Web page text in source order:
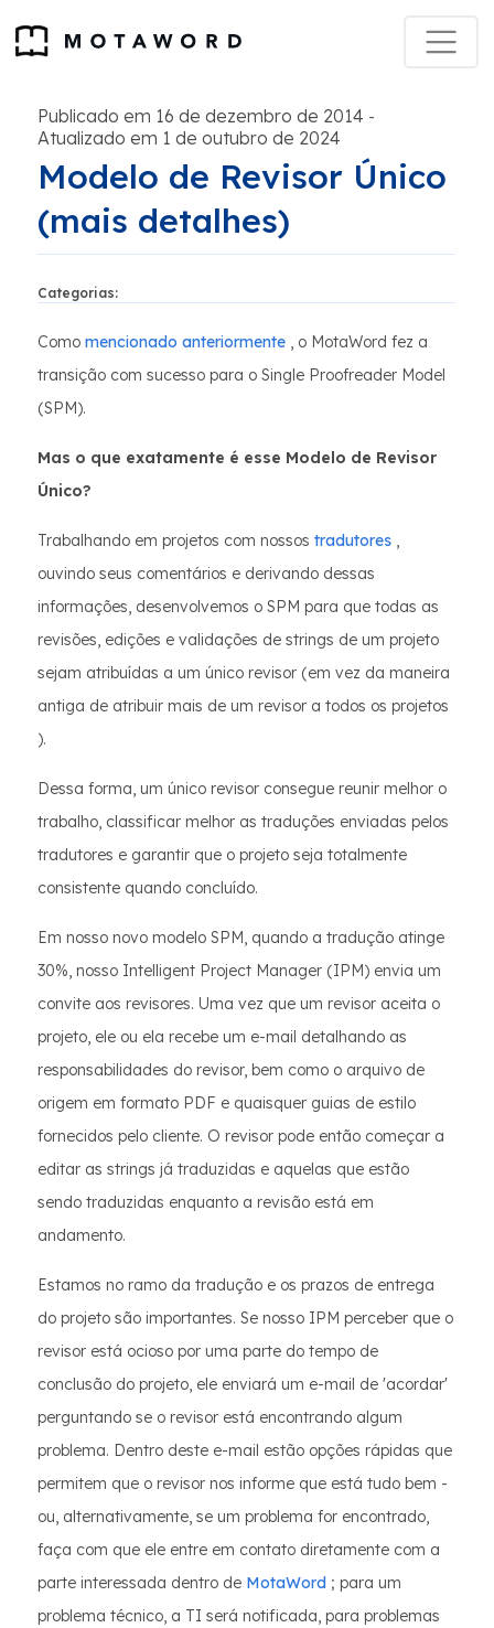
Publicado em 16 de dezembro de 2014 -
Atualizado em 1 de outubro de 2024
Modelo de Revisor Único
(mais detalhes)
Categorias:
Como mencionado anteriormente , o MotaWord fez a
transição com sucesso para o Single Proofreader Model
(SPM).
Mas o que exatamente é esse Modelo de Revisor
Único?
Trabalhando em projetos com nossos tradutores ,
ouvindo seus comentários e derivando dessas
informações, desenvolvemos o SPM para que todas as
revisões, edições e validações de strings de um projeto
sejam atribuídas a um único revisor (em vez da maneira
antiga de atribuir mais de um revisor a todos os projetos
).
Dessa forma, um único revisor consegue reunir melhor o
trabalho, classificar melhor as traduções enviadas pelos
tradutores e garantir que o projeto seja totalmente
consistente quando concluído.
Em nosso novo modelo SPM, quando a tradução atinge
30%, nosso Intelligent Project Manager (IPM) envia um
convite aos revisores. Uma vez que um revisor aceita o
projeto, ele ou ela recebe um e-mail detalhando as
responsabilidades do revisor, bem como o arquivo de
origem em formato PDF e quaisquer guias de estilo
fornecidos pelo cliente. O revisor pode então começar a
editar as strings já traduzidas e aquelas que estão
sendo traduzidas enquanto a revisão está em
andamento.
Estamos no ramo da tradução e os prazos de entrega
do projeto são importantes. Se nosso IPM perceber que o
revisor está ocioso por uma parte do tempo de
conclusão do projeto, ele enviará um e-mail de 'acordar'
perguntando se o revisor está encontrando algum
problema. Dentro deste e-mail estão opções rápidas que
permitem que o revisor nos informe que está tudo bem -
ou, alternativamente, se um problema for encontrado,
faça com que ele entre em contato diretamente com a
parte interessada dentro de MotaWord ; para um
problema técnico, a TI será notificada, para problemas